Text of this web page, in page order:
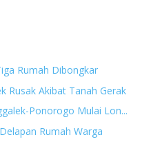
Rumah Dibongkar
Rusak Akibat Tanah Gerak
Ponorogo Mulai Lon...
Rumah Warga